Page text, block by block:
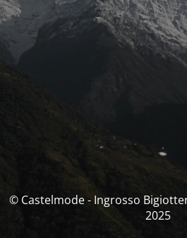
© Castelmode - Ingrosso
2025